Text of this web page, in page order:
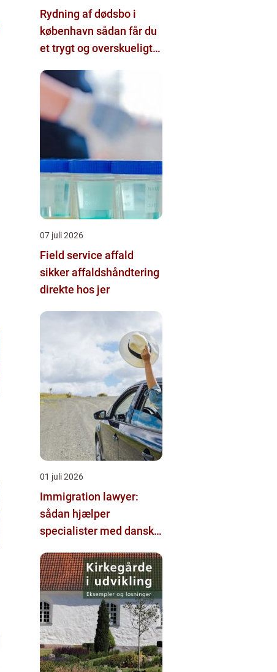
Rydning af dødsbo i
københavn sådan får du
et trygt og overskueligt
07 juli 2026
Field service affald
sikker affaldshåndtering
direkte hos jer
01 juli 2026
Immigration lawyer:
sådan hjælper
specialister med dansk